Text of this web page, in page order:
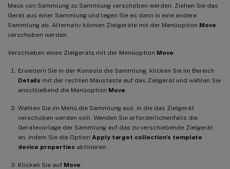
Maus von Sammlung zu Sammlung verschoben werden. Ziehen Sie das
Gerät aus einer Sammlung und legen Sie es dann in eine andere
Sammlung ab. Alternativ können Zielgeräte mit der Menüoption Move
verschoben werden.
Verschieben eines Zielgeräts mit der Menüoption Move:
Erweitern Sie in der Konsole die Sammlung, klicken Sie im Bereich
Details mit der rechten Maustaste auf das Zielgerät und wählen Sie
anschließend die Menüoption Move
Wählen Sie im Menü die Sammlung aus, in die das Zielgerät
verschoben werden soll. Wenden Sie erforderlichenfalls die
Gerätevorlage der Sammlung auf das zu verschiebende Zielgerät
an, indem Sie die Option Apply target collection’s template
device properties aktivieren.
Klicken Sie auf Move